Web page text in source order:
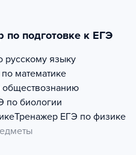
по подготовке к ЕГЭ
русскому языку
математике
по биологии
Тренажер ЕГЭ по физике